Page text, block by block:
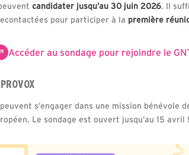
candidater jusqu’au 30 juin 2026. Il
pour participer à la première
Accéder au sondage pour rejoindre le
s’engager dans une mission bénévole
Le sondage est ouvert jusqu’au 15 avril !